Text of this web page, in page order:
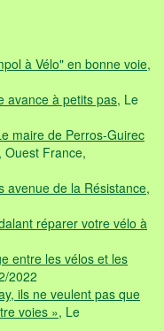
à Vélo" en bonne voie,
avance à petits pas, Le
maire de Perros-Guirec
, Ouest France,
avenue de la Résistance,
réparer votre vélo à
entre les vélos et les
2022
ils ne veulent pas que
voies », Le